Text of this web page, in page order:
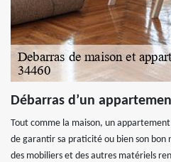
Débarras d’un
Tout comme la maison, un
de garantir sa praticité ou bien son bon
des mobiliers et des autres matériels